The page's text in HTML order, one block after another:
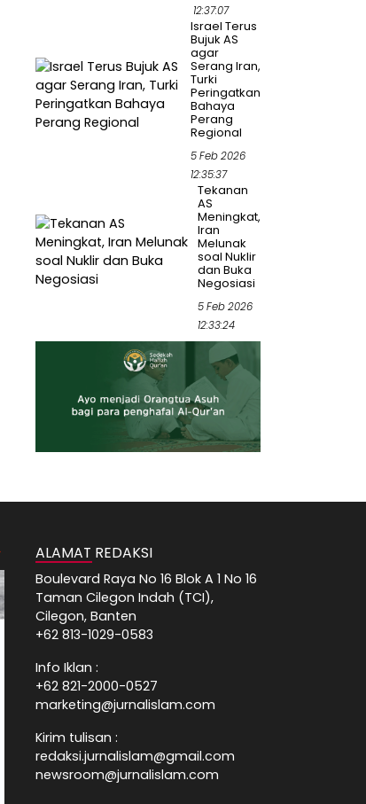
12:37:07
Israel Terus
Bujuk AS
agar
Serang Iran,
Turki
Peringatkan
Bahaya
Perang
Regional
5 Feb 2026
12:35:37
Tekanan
AS
Meningkat,
Iran
Melunak
soal Nuklir
dan Buka
Negosiasi
5 Feb 2026
12:33:24
ALAMAT REDAKSI
Boulevard Raya No 16 Blok A 1 No 16
Taman Cilegon Indah (TCI),
Cilegon, Banten
+62 813-1029-0583
Info Iklan :
+62 821-2000-0527
marketing@jurnalislam.com
Kirim tulisan :
redaksi.jurnalislam@gmail.com
newsroom@jurnalislam.com